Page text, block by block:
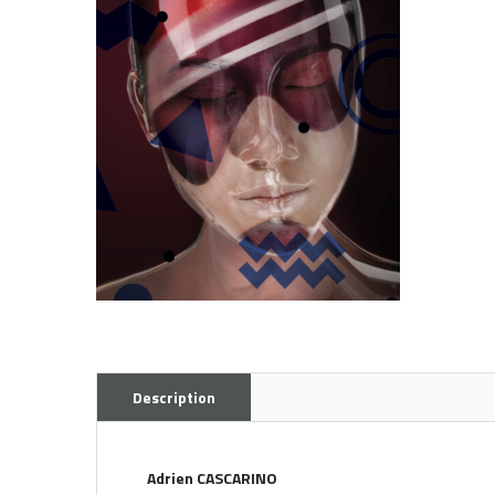
Description
Adrien CASCARINO